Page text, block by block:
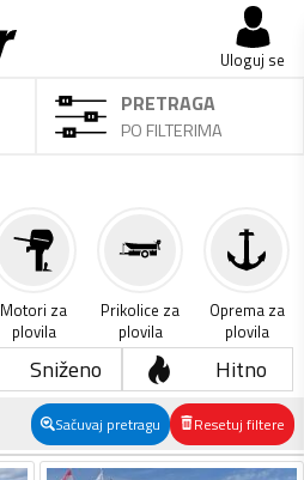
Uloguj se
PRETRAGA
PO FILTERIMA
Motori za
plovila
Prikolice za
plovila
Oprema za
plovila
Sniženo Hitno
Sačuvaj pretragu Resetuj filtere